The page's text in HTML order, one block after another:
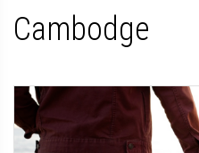
Cambodge